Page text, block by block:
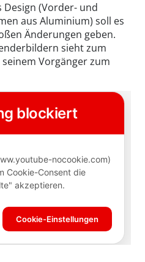
Design (Vorder- und
aus Aluminium) soll es
Änderungen geben.
sieht zum
seinem Vorgänger zum